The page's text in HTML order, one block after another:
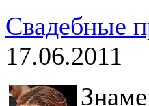
Свадебные
17.06.2011